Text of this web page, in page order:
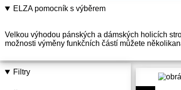
ELZA pomocník s výběrem
Velkou výhodou pánských a dámských holicích
možnosti výměny funkčních částí můžete
Filtry